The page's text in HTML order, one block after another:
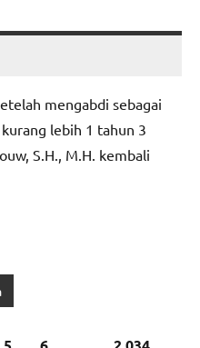
mengabdi sebagai
lebih 1 tahun 3
S.H., M.H. kembali